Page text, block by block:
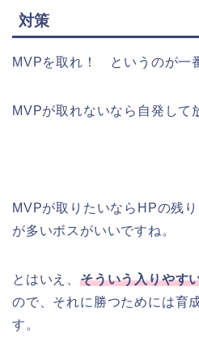
対策
MVPを取れ！ というのが一
MVPが取れないなら自発して
MVPが取りたいならHPの残
が多いボスがいいですね。
とはいえ、 そういう入りやす
ので、それに勝つためには育
す。